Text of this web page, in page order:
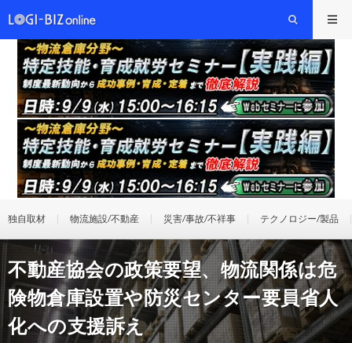
独自取材 物流施設/不動産 災害/事故/不祥事 テクノロジー/製品
不動産協会の政策要望、物流関係は危
険物倉庫設置や防災センター要員省人
化への支援訴え